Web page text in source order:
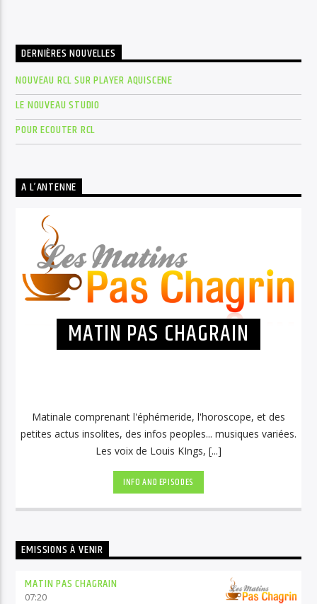
DERNIÈRES NOUVELLES
NOUVEAU RCL SUR PLAYER AQUISCENE
LE NOUVEAU STUDIO
POUR ECOUTER RCL
A L’ANTENNE
MATIN PAS CHAGRAIN
Matinale comprenant l'éphémeride, l'horoscope, et des
petites actus insolites, des infos peoples... musiques variées.
Les voix de Louis KIngs, [...]
INFO AND EPISODES
EMISSIONS À VENIR
MATIN PAS CHAGRAIN
07:20